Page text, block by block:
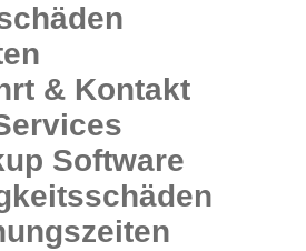
& Kontakt
Software